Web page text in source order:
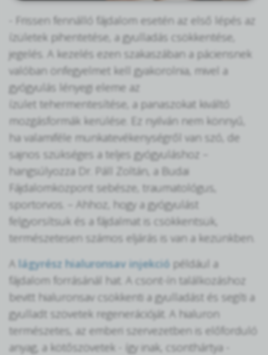
- Frissen fennálló fájdalom esetén az első lépés az
ízületek pihentetése, a gyulladás csökkentése,
jegelés. A kezelés ezen szakaszában a páciensnek
valóban önfegyelmet kell gyakorolnia, mivel a
gyógyulás lényegi eleme az
ízület tehermentesítése, a panaszokat kiváltó
mozgásformák kerülése. Ez nyilván nem könnyű,
ha valamiféle munkatevékenységről van szó, de
sajnos szükséges a teljes gyógyuláshoz –
hangsúlyozza Dr. Páll Zoltán, a Budai
Fájdalomközpont sebésze, traumatológus,
sportorvos. – Ahhoz, hogy a gyógyulást
felgyorsítsuk és a fájdalmat is csökkentsük,
természetesen számos eljárás is van a kezünkben.
A lágyrész hialuronsav injekció például a
fájdalom forrásánál hat. A csont-ín találkozáshoz
bevitt hialuronsav csökkenti a gyulladást és segíti a
gyulladt szövetek regenerációját. A hialuron
természetes, az emberi szervezetben is előforduló
anyag, a kötőszövetek - így inak, csonthártya -